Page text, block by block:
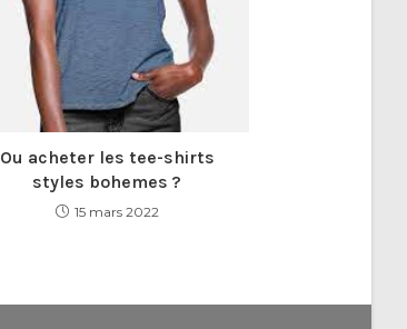
Ou acheter les tee-shirts
styles bohemes ?
15 mars 2022